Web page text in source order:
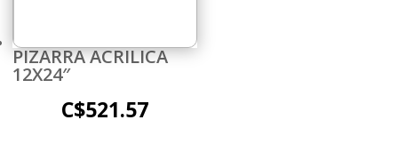
PIZARRA ACRILICA
12X24″
C$521.57